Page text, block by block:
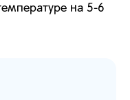
на 5-6